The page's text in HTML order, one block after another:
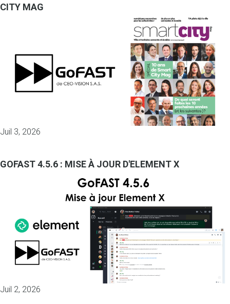
CITY MAG
Juil 3, 2026
GOFAST 4.5.6 : MISE À JOUR D'ELEMENT X
Juil 2, 2026